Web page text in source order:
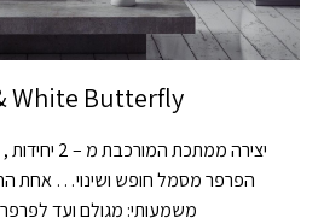
White Butterfly
יצירה ממתכת המורכבת מ – 2 יחידות , כנף שחורה וכנף לבנה.
הפרפר מסמל חופש ושינוי… אחת
משמעותי: מגולם ועד